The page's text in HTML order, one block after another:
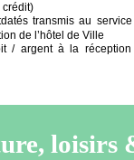
crédit)
transmis au
de l’hôtel de Ville
/ argent à la
loisirs